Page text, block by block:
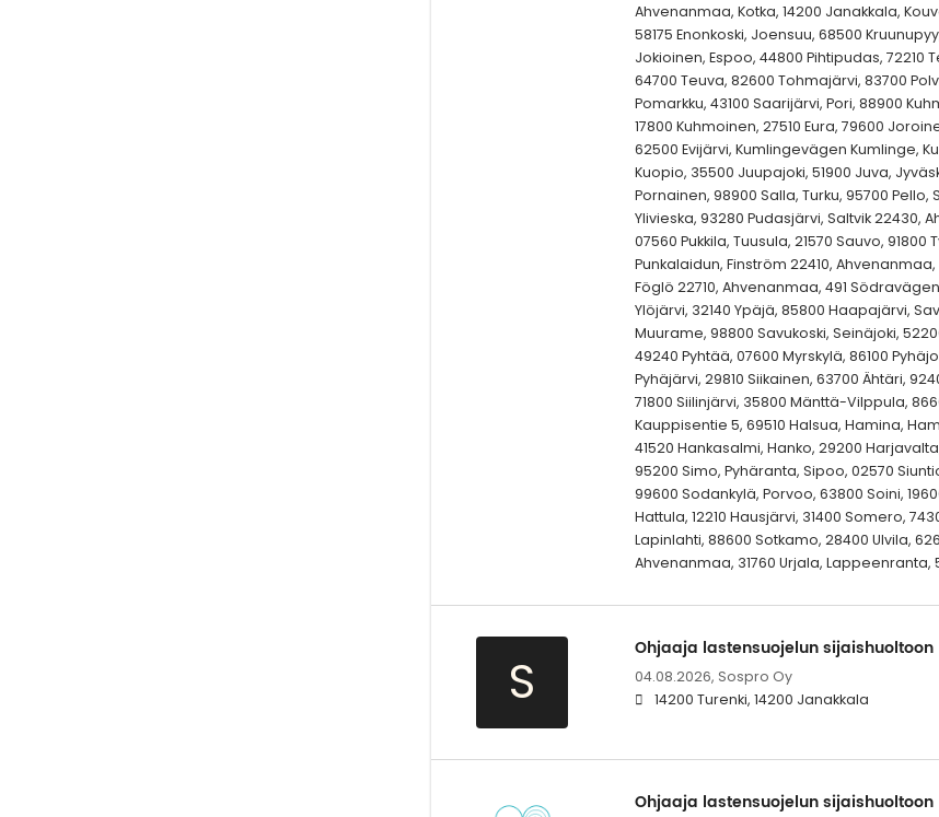
Ahvenanmaa, Kotka, 14200 Janakkala,
58175 Enonkoski, Joensuu, 68500
Jokioinen, Espoo, 44800 Pihtipudas, 72210
64700 Teuva, 82600 Tohmajärvi, 83700
Pomarkku, 43100 Saarijärvi, Pori, 88900
17800 Kuhmoinen, 27510 Eura, 79600
62500 Evijärvi, Kumlingevägen Kumlinge,
Kuopio, 35500 Juupajoki, 51900 Juva,
Pornainen, 98900 Salla, Turku, 95700 Pello,
Ylivieska, 93280 Pudasjärvi, Saltvik 22430,
07560 Pukkila, Tuusula, 21570 Sauvo,
Punkalaidun, Finström 22410,
Föglö 22710, Ahvenanmaa, 491
Ylöjärvi, 32140 Ypäjä, 85800 Haapajärvi,
Muurame, 98800 Savukoski, Seinäjoki,
49240 Pyhtää, 07600 Myrskylä, 86100
Pyhäjärvi, 29810 Siikainen, 63700 Ähtäri,
71800 Siilinjärvi, 35800 Mänttä-Vilppula,
Kauppisentie 5, 69510 Halsua, Hamina,
41520 Hankasalmi, Hanko, 29200
95200 Simo, Pyhäranta, Sipoo, 02570
99600 Sodankylä, Porvoo, 63800 Soini,
Hattula, 12210 Hausjärvi, 31400 Somero,
Lapinlahti, 88600 Sotkamo, 28400 Ulvila,
Ahvenanmaa, 31760 Urjala, Lappeenranta,
S
Ohjaaja lastensuojelun sijaishuoltoon
04.08.2026, Sospro Oy
14200 Turenki, 14200 Janakkala
Ohjaaja lastensuojelun sijaishuoltoon